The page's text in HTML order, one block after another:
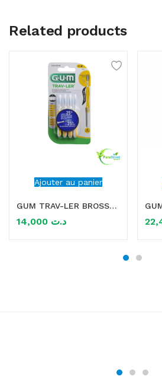
Related products
Ajouter au panier
GUM TRAV-LER BROSSETTES X4 1.3MM
د.ت